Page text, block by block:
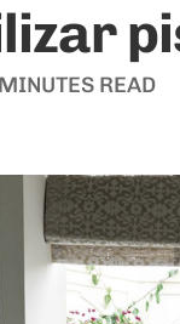
READ